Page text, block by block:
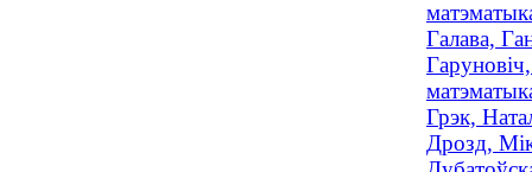
Галава,
Грэк,
Дрозд,